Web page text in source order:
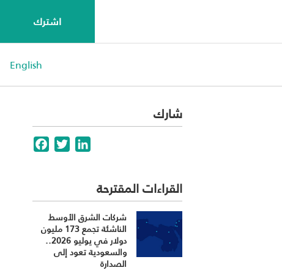
اشترك
English
شارك
FacebookTwitterLinkedIn
القراءات المقترحة
شركات الشرق الأوسط
الناشئة تجمع 173 مليون
دولار في يوليو 2026..
والسعودية تعود إلى
الصدارة